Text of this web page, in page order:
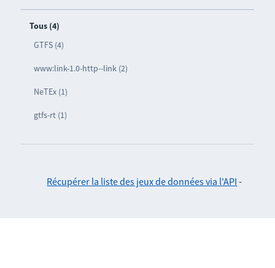
Tous (4)
GTFS (4)
www:link-1.0-http--link (2)
NeTEx (1)
gtfs-rt (1)
Récupérer la liste des jeux de données via l'API -